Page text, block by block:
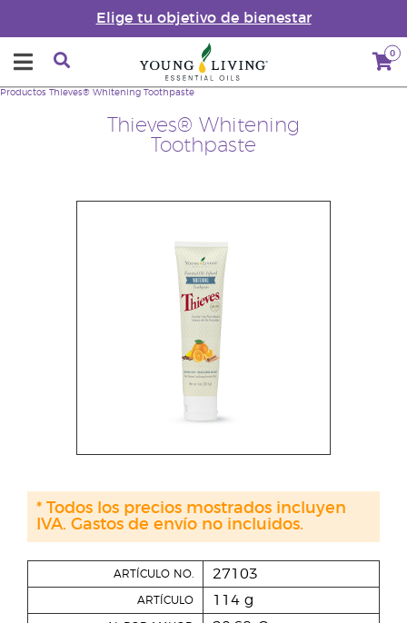
Elige tu objetivo de bienestar
0
Thieves® Whitening
Toothpaste
Productos Thieves® Whitening Toothpaste
ARTÍCULO NO. 27103
ARTÍCULO 114 g
* Todos los precios mostrados incluyen
IVA. Gastos de envío no incluidos.